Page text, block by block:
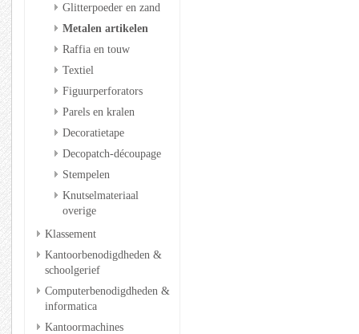
Glitterpoeder en zand
Metalen artikelen
Raffia en touw
Textiel
Figuurperforators
Parels en kralen
Decoratietape
Decopatch-découpage
Stempelen
Knutselmateriaal
overige
Klassement
Kantoorbenodigdheden &
schoolgerief
Computerbenodigdheden &
informatica
Kantoormachines